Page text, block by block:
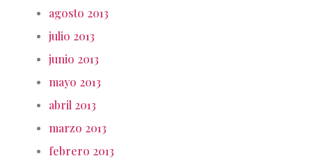
agosto 2013
julio 2013
junio 2013
mayo 2013
abril 2013
marzo 2013
febrero 2013